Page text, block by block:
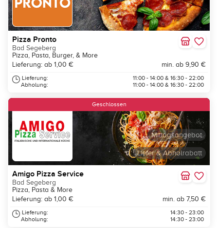
Pizza Pronto
Bad Segeberg
Pizza, Pasta, Burger, & More
Lieferung: ab 1,00 €
min. ab 9,90 €
Lieferung:
Abholung:
11:00 - 14:00 & 16:30 - 22:00
11:00 - 14:00 & 16:30 - 22:00
Liefer & Abholrabatt
Mittagsangebot
Geschlossen
Amigo Pizza Service
Bad Segeberg
Pizza, Pasta & More
Lieferung: ab 1,00 €
min. ab 7,50 €
Lieferung:
Abholung:
14:30 - 23:00
14:30 - 23:00